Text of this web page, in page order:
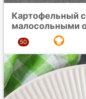
Картофельный
малосольными